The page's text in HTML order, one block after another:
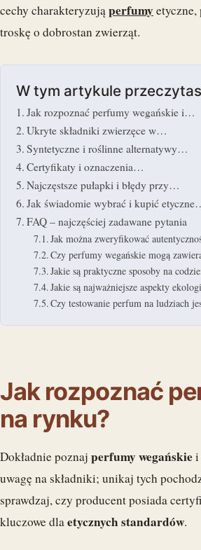
cechy charakteryzująperfumy
troskę o dobrostan zwierząt.
W tym artykule
Jak rozpoznać perfumy wegańskie i…
Ukryte składniki zwierzęce w…
Syntetyczne i roślinne alternatywy…
Certyfikaty i oznaczenia…
Najczęstsze pułapki i błędy przy…
Jak świadomie wybrać i kupić
FAQ – najczęściej zadawane pytania
Jak można zweryfikować
Czy perfumy wegańskie mogą
Jakie są praktyczne sposoby na
Jakie są najważniejsze aspekty
Czy testowanie perfum na ludziach
Jak rozpoznać
na rynku?
Dokładnie poznaj perfumy wegańskiei
uwagę na składniki; unikaj tych
sprawdzaj, czy producent posiada
kluczowe dla etycznych standardów.